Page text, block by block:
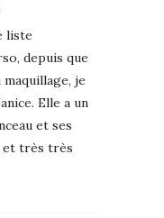
liste
depuis que
maquillage, je
Elle a un
et ses
très très